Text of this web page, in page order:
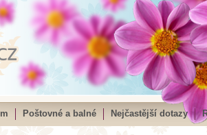
Poštovné a balné Nejčastější dotazy